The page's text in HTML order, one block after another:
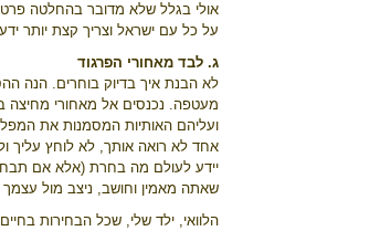
אולי בגלל שלא מדובר בהחלטה
על כל עם ישראל וצריך קצת יותר
ג. לבד מאחורי הפרגוד
לא הבנת איך בדיוק בוחרים. הנה
מעטפה. נכנסים אל מאחורי
ועליהם האותיות המסמנות את
אחד לא רואה אותך, לא לוחץ עליך
יידע לעולם מה בחרת (אלא אם
שאתה מאמין וחושב, ניצב מול עצמך
הלוואי, ילד שלי, שכל הבחירות